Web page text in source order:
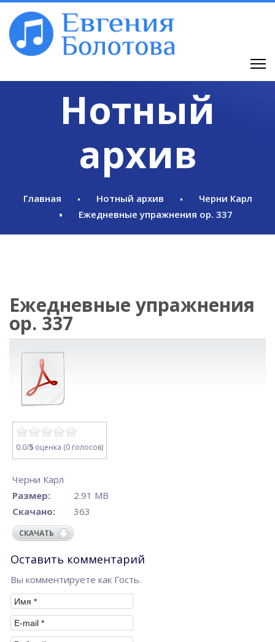
Нотный
архив
Главная Нотный архив
Черни Карл
Ежедневные упражнения op. 337
Ежедневные упражнения
op. 337
0.0/5 оценка (0 голосов)
Черни Карл
Размер:
2.91 MB
Скачано:
363
СКАЧАТЬ
Оставить комментарий
Вы комментируете как Гость.